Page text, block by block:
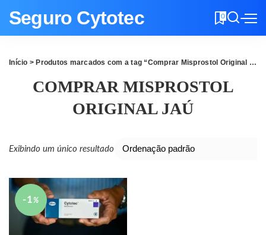
Seguro Cytotec 0
Início > Produtos marcados com a tag “Comprar Misprostol Original Jaú”
COMPRAR MISPROSTOL
ORIGINAL JAÚ
Exibindo um único resultado
-1 %